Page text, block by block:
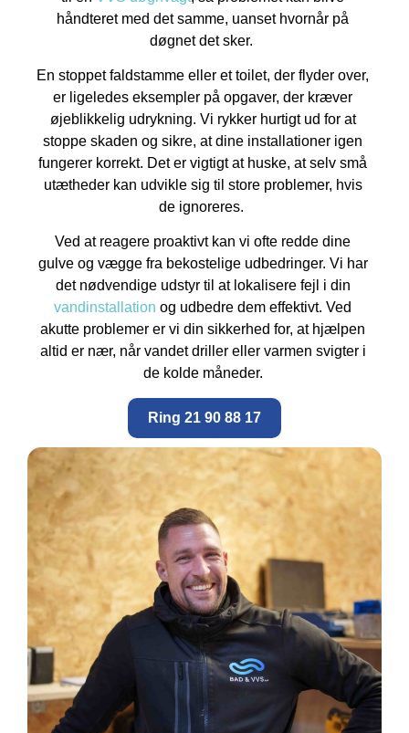
håndteret med det samme, uanset hvornår på
døgnet det sker.
En stoppet faldstamme eller et toilet, der flyder over,
er ligeledes eksempler på opgaver, der kræver
øjeblikkelig udrykning. Vi rykker hurtigt ud for at
stoppe skaden og sikre, at dine installationer igen
fungerer korrekt. Det er vigtigt at huske, at selv små
utætheder kan udvikle sig til store problemer, hvis
de ignoreres.
Ved at reagere proaktivt kan vi ofte redde dine
gulve og vægge fra bekostelige udbedringer. Vi har
det nødvendige udstyr til at lokalisere fejl i din
vandinstallation og udbedre dem effektivt. Ved
akutte problemer er vi din sikkerhed for, at hjælpen
altid er nær, når vandet driller eller varmen svigter i
de kolde måneder.
Ring 21 90 88 17